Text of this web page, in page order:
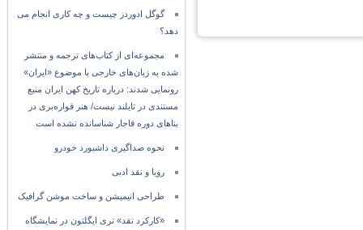
گوگل ادوردز چیست و چه کاری انجام می
دهد؟
مجموعه‌ای از کتاب‌های ترجمه و منتشر
شده به زبان‌های خارجی با موضوع «ایران»
رونمایی شدند: درباره تاریخ کهن ایران منبع
مستندی در تایلند نیست/ هنر قواره‌بری در
بناهای دوره قاجار شناسانده نشده است
نحوه صداگیری داشبورد خودرو
رویا و نقد ادبی
طراحی انیمیشن و ساخت موشن گرافیک
«کارکرد نقد» تری ایگلتون در نمایشگاه